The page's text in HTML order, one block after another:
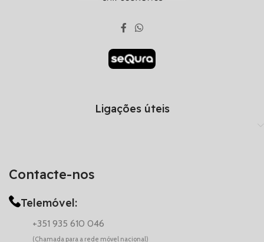
Contacte-nos
Telemóvel:
+351 935 610 046
(Chamada para a rede móvel nacional)
Ligações úteis